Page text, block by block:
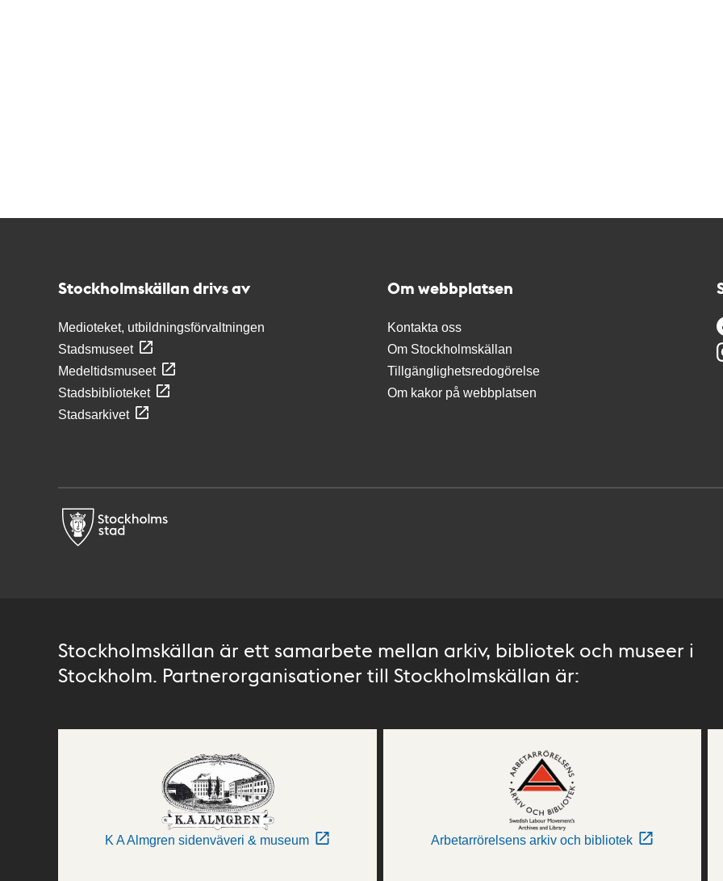
Stockholmskällan drivs av
Medioteket, utbildningsförvaltningen
Stadsmuseet
Medeltidsmuseet
Stadsbiblioteket
Stadsarkivet
Om webbplatsen
Kontakta oss
Om Stockholmskällan
Tillgänglighetsredogörelse
Om kakor på webbplatsen
Stockholmskällan är ett samarbete mellan arkiv, bibliotek och museer i
Stockholm. Partnerorganisationer till Stockholmskällan är:
K A Almgren sidenväveri & museum Arbetarrörelsens arkiv och bibliotek